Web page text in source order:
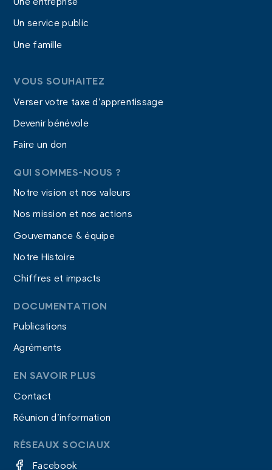
Un service public
Une famille
VOUS SOUHAITEZ
Verser votre taxe d’apprentissage
Devenir bénévole
Faire un don
QUI SOMMES-NOUS ?
Notre vision et nos valeurs
Nos mission et nos actions
Gouvernance & équipe
Notre Histoire
Chiffres et impacts
DOCUMENTATION
Publications
Agréments
EN SAVOIR PLUS
Contact
Réunion d’information
RÉSEAUX SOCIAUX
Facebook